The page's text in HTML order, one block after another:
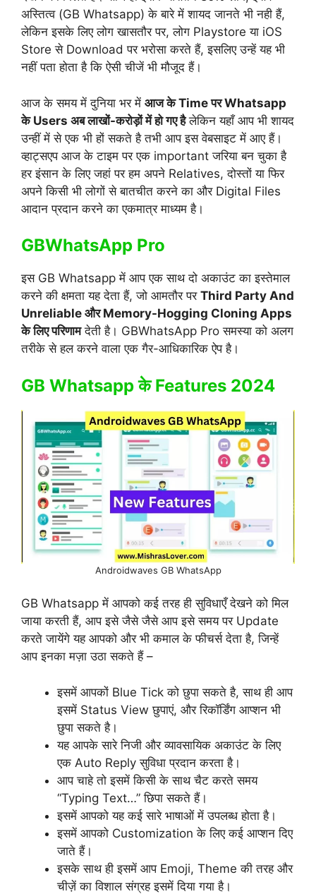
अस्तित्व (GB Whatsapp) के बारे में शायद जानते भी नही हैं,
लेकिन इसके लिए लोग खासतौर पर, लोग Playstore या iOS
Store से Download पर भरोसा करते हैं, इसलिए उन्हें यह भी
नहीं पता होता है कि ऐसी चीजें भी मौजूद हैं।
आज के समय में दुनिया भर में आज के Time पर Whatsapp
के Users अब लाखों-करोड़ों में हो गए हैलेकिन यहाँ आप भी शायद
उन्हीं में से एक भी हों सकते है तभी आप इस वेबसाइट में आए हैं।
व्हाट्सएप आज के टाइम पर एक important जरिया बन चुका है
हर इंसान के लिए जहां पर हम अपने Relatives, दोस्तों या फिर
अपने किसी भी लोगों से बातचीत करने का और Digital Files
आदान प्रदान करने का एकमात्र माध्यम है।
GBWhatsApp Pro
इस GB Whatsapp में आप एक साथ दो अकाउंट का इस्तेमाल
करने की क्षमता यह देता हैं, जो आमतौर पर Third Party And
Unreliable और Memory-Hogging Cloning Apps
के लिए परिणामदेती है। GBWhatsApp Pro समस्या को अलग
तरीके से हल करने वाला एक गैर-आधिकारिक ऐप है।
GB Whatsapp के Features 2024
Androidwaves GB WhatsApp
GB Whatsapp में आपको कई तरह ही सुविधाएँ देखने को मिल
जाया करती हैं, आप इसे जैसे जैसे आप इसे समय पर Update
करते जायेंगे यह आपको और भी कमाल के फीचर्स देता है, जिन्हें
आप इनका मज़ा उठा सकते हैं –
इसमें आपकों Blue Tick को छुपा सकते है, साथ ही आप
इसमें Status View छुपाएं, और रिकॉर्डिंग आप्शन भी
छुपा सकते है।
यह आपके सारे निजी और व्यावसायिक अकाउंट के लिए
एक Auto Reply सुविधा प्रदान करता है।
आप चाहे तो इसमें किसी के साथ चैट करते समय
“Typing Text…” छिपा सकते हैं।
इसमें आपको यह कई सारे भाषाओं में उपलब्ध होता है।
इसमें आपको Customization के लिए कई आप्शन दिए
जाते हैं।
इसके साथ ही इसमें आप Emoji, Theme की तरह और
चीज़ें का विशाल संग्रह इसमें दिया गया है।